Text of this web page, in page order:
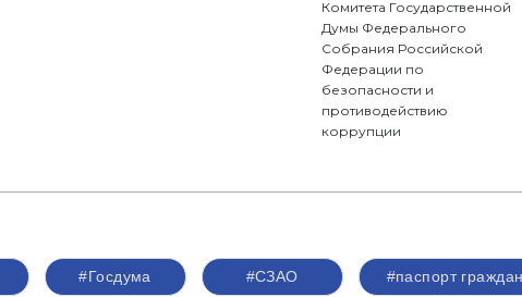
Комитета Государственной
Думы Федерального
Собрания Российской
Федерации по
безопасности и
противодействию
коррупции
#Госдума #СЗАО #паспорт